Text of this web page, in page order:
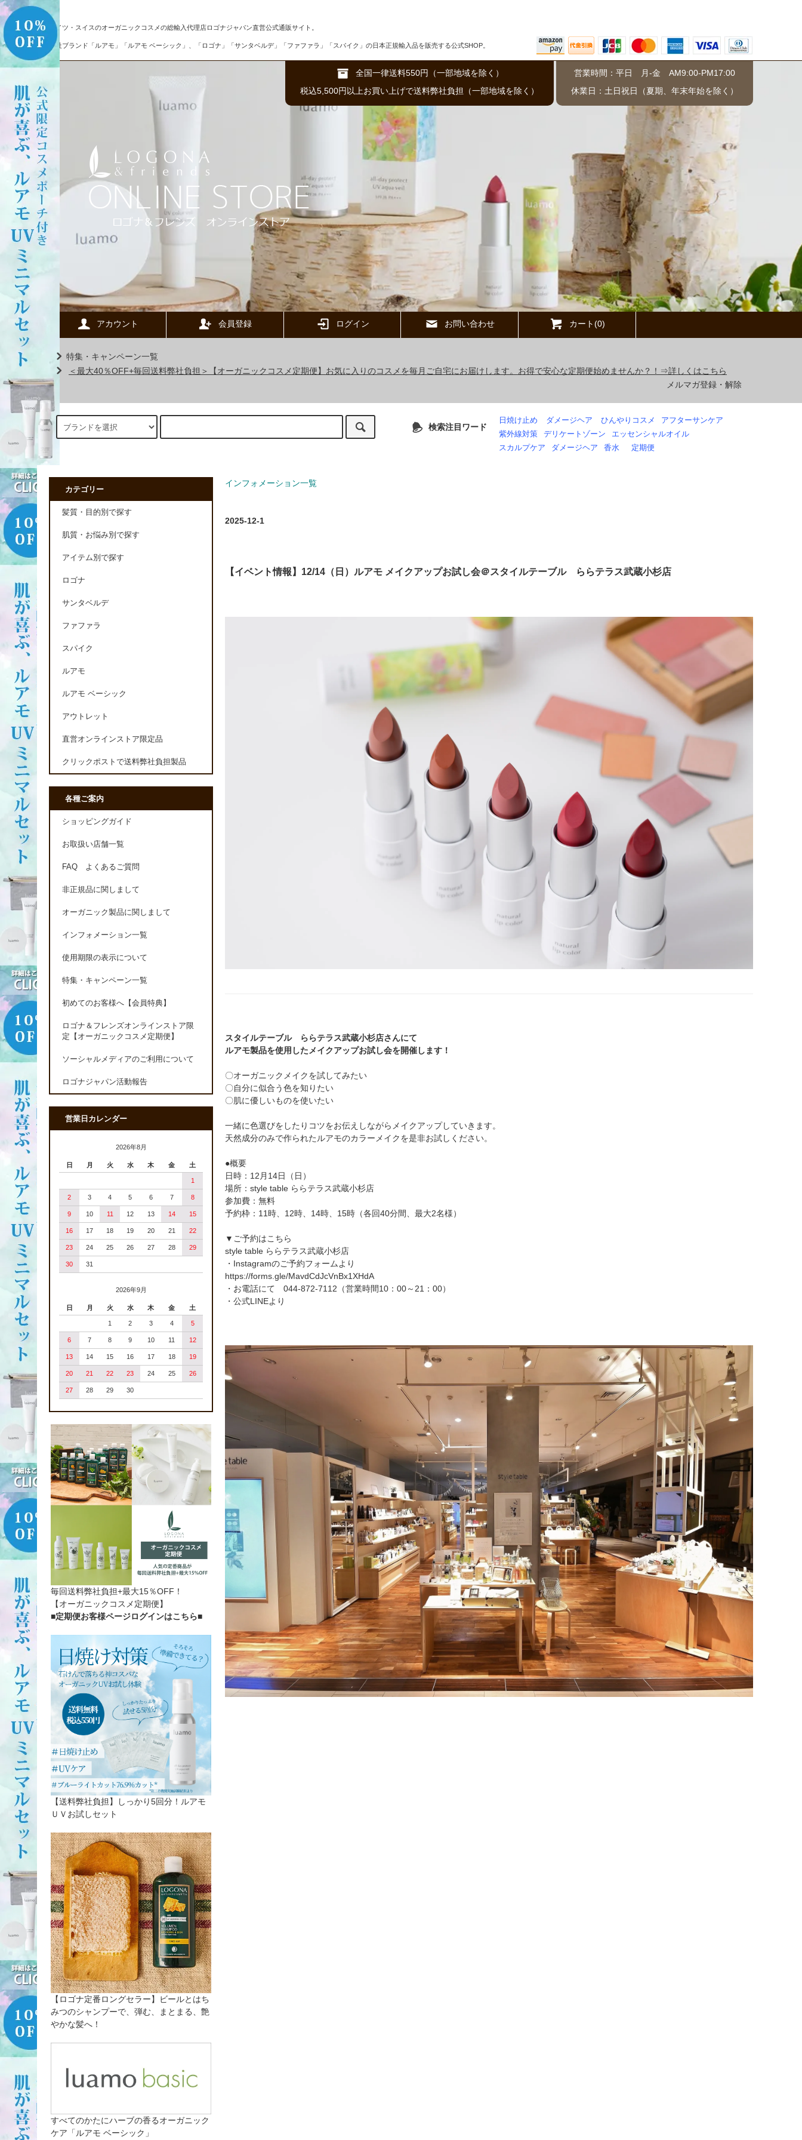
ドイツ・スイスのオーガニックコスメの総輸入代理店ロゴナジャパン直営公式通販サイト。
自社ブランド「ルアモ」「ルアモ ベーシック」、「ロゴナ」「サンタベルデ」「ファファラ」「スパイク」の日本正規輸入品を販売する公式SHOP。
全国一律送料550円（一部地域を除く）
税込5,500円以上お買い上げで送料弊社負担（一部地域を除く）
営業時間：平日 月-金 AM9:00-PM17:00
休業日：土日祝日（夏期、年末年始を除く）
アカウント 会員登録 ログイン お問い合わせ カート(0)
特集・キャンペーン一覧
＜最大40％OFF+毎回送料弊社負担＞【オーガニックコスメ定期便】お気に入りのコスメを毎月ご自宅にお届けします。お得で安心な定期便始めませんか？！⇒詳しくはこちら
メルマガ登録・解除
検索注目ワード
日焼け止め ダメージヘア ひんやりコスメ
アフターサンケア
紫外線対策
デリケートゾーン
エッセンシャルオイル
スカルプケア
ダメージヘア 香水 定期便
インフォメーション一覧
2025-12-1
【イベント情報】12/14（日）ルアモ メイクアップお試し会＠スタイルテーブル ららテラス武蔵小杉店
スタイルテーブル ららテラス武蔵小杉店さんにて
ルアモ製品を使用したメイクアップお試し会を開催します！
〇オーガニックメイクを試してみたい
〇自分に似合う色を知りたい
〇肌に優しいものを使いたい
一緒に色選びをしたりコツをお伝えしながらメイクアップしていきます。
天然成分のみで作られたルアモのカラーメイクを是非お試しください。
●概要
日時：12月14日（日）
場所：style table ららテラス武蔵小杉店
参加費：無料
予約枠：11時、12時、14時、15時（各回40分間、最大2名様）
▼ご予約はこちら
style table ららテラス武蔵小杉店
・Instagramのご予約フォームより
https://forms.gle/MavdCdJcVnBx1XHdA
・お電話にて 044-872-7112（営業時間10：00～21：00）
・公式LINEより
カテゴリー
髪質・目的別で探す
肌質・お悩み別で探す
アイテム別で探す
ロゴナ
サンタベルデ
ファファラ
スパイク
ルアモ
ルアモ ベーシック
アウトレット
直営オンラインストア限定品
クリックポストで送料弊社負担製品
各種ご案内
ショッピングガイド
お取扱い店舗一覧
FAQ よくあるご質問
非正規品に関しまして
オーガニック製品に関しまして
インフォメーション一覧
使用期限の表示について
特集・キャンペーン一覧
初めてのお客様へ【会員特典】
ロゴナ＆フレンズオンラインストア限
定【オーガニックコスメ定期便】
ソーシャルメディアのご利用について
ロゴナジャパン活動報告
営業日カレンダー
2026年8月
日 月 火 水 木 金 土
1
2 3 4 5 6 7 8
9 10 11 12 13 14 15
16 17 18 19 20 21 22
23 24 25 26 27 28 29
30 31
2026年9月
日 月 火 水 木 金 土
1 2 3 4 5
6 7 8 9 10 11 12
13 14 15 16 17 18 19
20 21 22 23 24 25 26
27 28 29 30
毎回送料弊社負担+最大15％OFF！
【オーガニックコスメ定期便】
■定期便お客様ページログインはこちら■
【送料弊社負担】しっかり5回分！ルアモ
ＵＶお試しセット
【ロゴナ定番ロングセラー】ビールとはち
みつのシャンプーで、弾む、まとまる、艶
やかな髪へ！
すべてのかたにハーブの香るオーガニック
ケア「ルアモ ベーシック」